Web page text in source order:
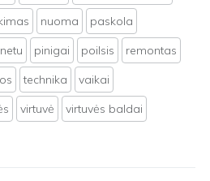
nuoma
paskola
pinigai poilsis
remontas
technika
vaikai
virtuvė
virtuvės baldai